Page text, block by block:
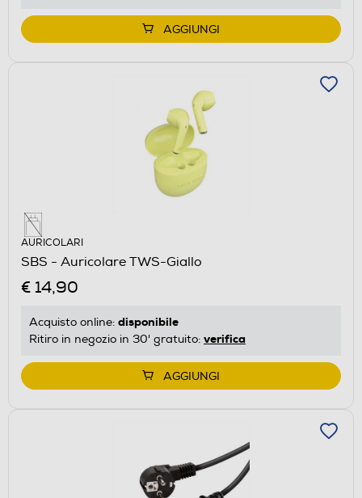
AGGIUNGI
AURICOLARI
SBS - Auricolare TWS-Giallo
€ 14,90
Acquisto online: disponibile
Ritiro in negozio in 30' gratuito: verifica
AGGIUNGI